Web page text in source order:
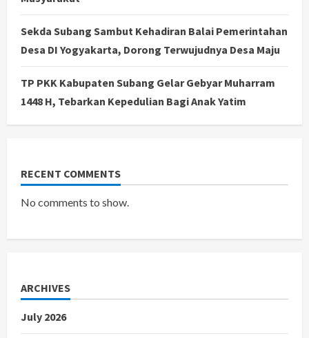
Sekda Subang Sambut Kehadiran Balai Pemerintahan
Desa DI Yogyakarta, Dorong Terwujudnya Desa Maju
TP PKK Kabupaten Subang Gelar Gebyar Muharram
1448 H, Tebarkan Kepedulian Bagi Anak Yatim
RECENT COMMENTS
No comments to show.
ARCHIVES
July 2026